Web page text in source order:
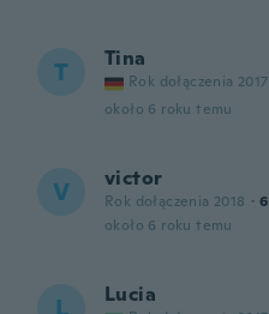
T Tina
Rok dołączenia 2017
około 6 roku temu
V victor
Rok dołączenia 2018 · 6
około 6 roku temu
Lucia